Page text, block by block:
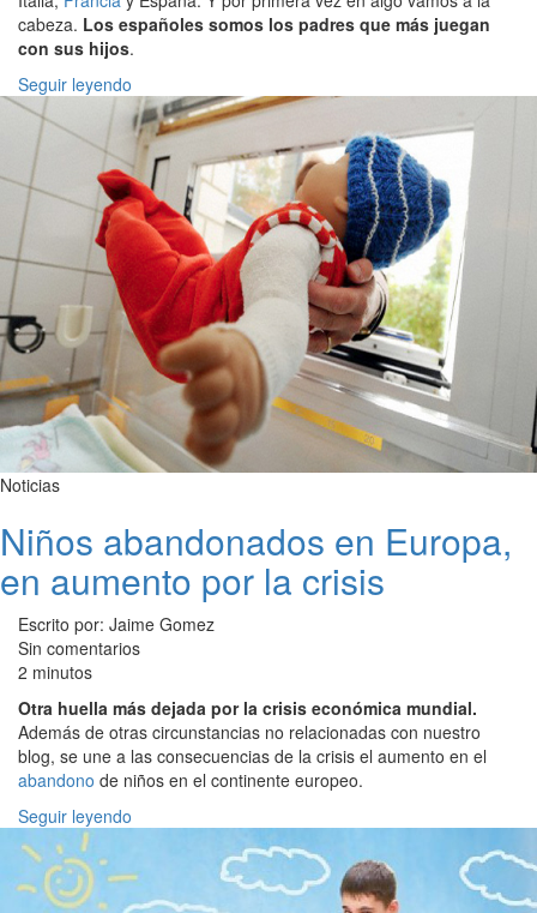
cabeza. Los españoles somos los padres que más juegan
con sus hijos.
Seguir leyendo
Noticias
Niños abandonados en Europa,
en aumento por la crisis
Escrito por: Jaime Gomez
Sin comentarios
2 minutos
Otra huella más dejada por la crisis económica mundial.
Además de otras circunstancias no relacionadas con nuestro
blog, se une a las consecuencias de la crisis el aumento en el
abandono de niños en el continente europeo.
Seguir leyendo